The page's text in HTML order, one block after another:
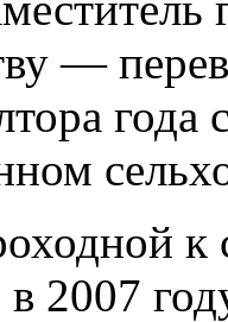
—
к
в 2007